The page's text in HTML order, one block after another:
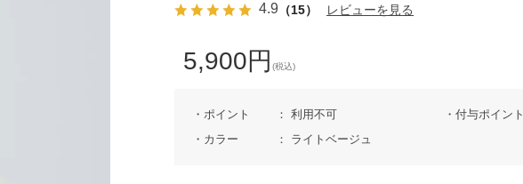
4.9 （15） レビューを見る
5,900円 (税込)
ポイント
利用不可
カラー
ライトベージュ
付与ポイント